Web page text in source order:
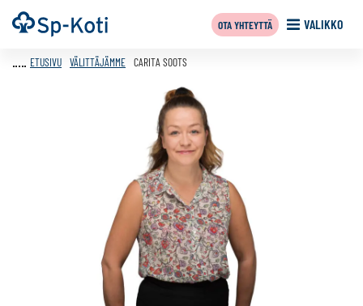
Siirry
sisältöön
Etusivu VALIKKO
OTA YHTEYTTÄ
ETUSIVU VÄLITTÄJÄMME CARITA SOOTS